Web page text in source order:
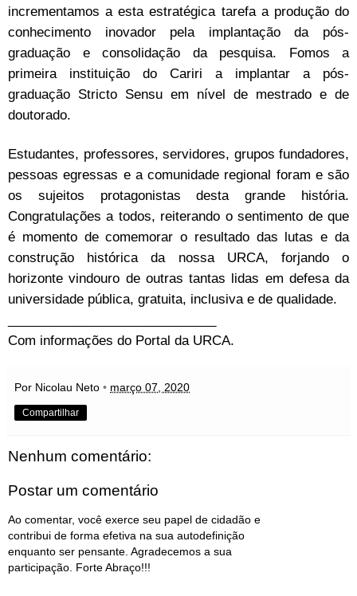
incrementamos a esta estratégica tarefa a produção do
conhecimento inovador pela implantação da pós-
graduação e consolidação da pesquisa. Fomos a
primeira instituição do Cariri a implantar a pós-
graduação Stricto Sensu em nível de mestrado e de
doutorado.
Estudantes, professores, servidores, grupos fundadores,
pessoas egressas e a comunidade regional foram e são
os sujeitos protagonistas desta grande história.
Congratulações a todos, reiterando o sentimento de que
é momento de comemorar o resultado das lutas e da
construção histórica da nossa URCA, forjando o
horizonte vindouro de outras tantas lidas em defesa da
universidade pública, gratuita, inclusiva e de qualidade.
Com informações do Portal da URCA.
Por Nicolau Neto • março 07, 2020
Compartilhar
Nenhum comentário:
Postar um comentário
Ao comentar, você exerce seu papel de cidadão e
contribui de forma efetiva na sua autodefinição
enquanto ser pensante. Agradecemos a sua
participação. Forte Abraço!!!